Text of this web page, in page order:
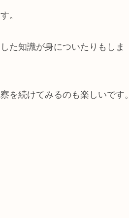
。
た知識が身についたりもしま
を続けてみるのも楽しいです。